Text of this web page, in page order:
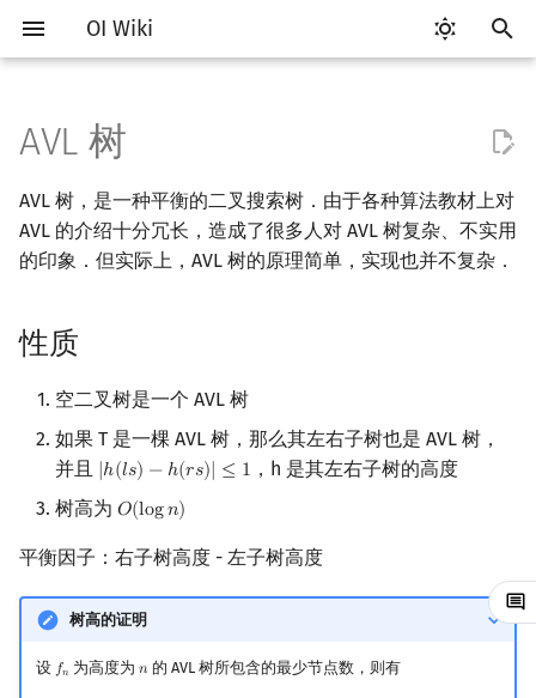
OI Wiki
开
始
索
Getting Started
关于本项目
OI Wiki 不是什么
格式手册
数学符号表
F.A.Q.
镜像站列表
致谢
比赛相关简介
赛事 ICPC/CCPC 赛事与赛制
交互题
学习路线
学习资源
技巧
分段打表
出题
工具软件简介
代码编辑工具 Emacs
Notepad++
Dev-C++
Arbiter
命令行
命令行编译与调试
编译器
WSL (Windows 10)
Special Judge
Testlib
通用
Checker
语言基础简介
C++ 基础 C++ 语法基础
高级数据类型
文件操作
STL 容器
pair
C++ 进阶
命名空间
常量
Lambda 表达式
C++ 与其他常用语言的区别
Pascal 转 C++ 急救
Python 速成
Java 速成
Java 进阶
算法基础简介
复杂度 均摊复杂度
模拟
递归 & 分治
贪心
排序
选择排序
基数排序
归并排序
前缀和 & 差分
二分
搜索部分简介
DFS（搜索）
双向搜索
启发式搜索
迭代加深搜索
IDA*
回溯法
动态规划部分简介
动态规划基础
背包 DP
区间 DP
DAG 上的 DP
树形 DP
状压 DP
数位 DP
单调队列/单调栈优化
WQS 二分
字符串部分简介
字符串基础
字符串匹配
字符串哈希
字典树 (Trie)
前缀函数与 KMP 算法
Boyer–Moore 算法
Z 函数（扩展 KMP）
最优原地后缀排序算法
数学部分简介
布尔代数 进位制
位操作
二进制集合操作
高精度计算
快速幂
置换和排列
弧度制与坐标系
模算术简介
筛法
裴蜀定理 & 一次不定方程
费马小定理 & 欧拉定理
代数基本定理
Chirp Z 变换
多项式多点求值|快速插值
抽屉原理
卡特兰数
贝尔数
向量
行列式
线性基
单纯形法
群论
条件概率与独立性
公平组合游戏
数值积分
并查集
并查集复杂度
堆简介
二叉堆
左偏树
分块思想
块状数组
树分块
Sqrt Tree
线段树基础
线段树合并 & 分裂
猫树
区间最值操作 & 区间历史最
Kinetic Tournament Tree
性质
过程
删除结点
平衡的维护
情况一：A 点树高不小于 C
点树高
情况二：A 点树高小于 C
点树高
其他操作
可持久化数据结构简介
可持久化线段树
可持久化平衡树
可持久化字典树
可持久化可并堆
线段树套线段树
平衡树套线段树
树状数组套权值线段树
分块套树状数组
Link Cut Tree
全局平衡二叉树
Top Tree
图论部分简介
图论相关概念
DFS（图论）
BFS（图论）
树上问题
树的直径
树链剖分
虚树
有向无环图
拓扑排序
最短路问题
差分约束
最小树形图
双连通分量
最大流
Stoer–Wagner 算法
二分图最大匹配
稳定匹配
计算几何部分简介
二维计算几何基础
距离
Pick 定理
三角剖分
凸包
扫描线
旋转卡壳
杂项简介
离散化
离线算法
CDQ 分治
分数规划
随机化
随机化技巧
悬线法
有限状态自动机
计算理论基础
RMQ
并查集应用
线段树与离线询问
AVL 树
AVL 树，是一种平衡的二叉搜索树．由于各种算法教材上对
AVL 的介绍十分冗长，造成了很多人对 AVL 树复杂、不实用
的印象．但实际上，AVL 树的原理简单，实现也并不复杂．
性质
空二叉树是一个 AVL 树
如果 T 是一棵 AVL 树，那么其左右子树也是 AVL 树，
并且 |ℎ(𝑙𝑠) − ℎ(𝑟𝑠)| ≤ 1
|h(ls) −h rs)|≤1
，h 是其左右子树的高度
树高为 𝑂(log𝑛)
O(logn)
平衡因子：右子树高度 - 左子树高度
树高的证明
设 𝑓𝑛
fn 为高度为𝑛
n的 AVL 树所包含的最少节点数，则有